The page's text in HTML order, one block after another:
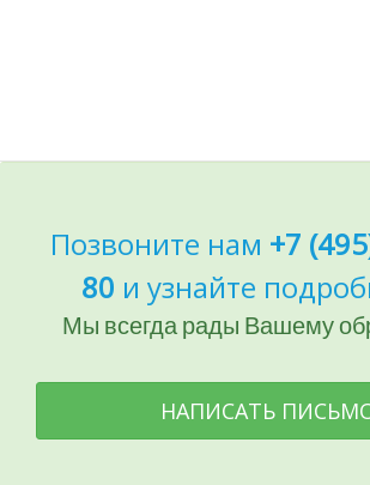
Позвоните нам +7
80 и узнайте
Мы всегда рады Вашему
НАПИСАТЬ